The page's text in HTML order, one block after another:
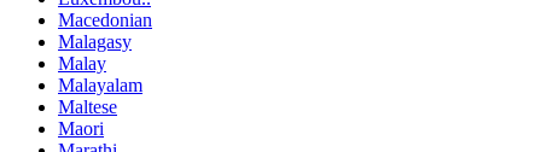
Macedonian
Malagasy
Malay
Malayalam
Maltese
Maori